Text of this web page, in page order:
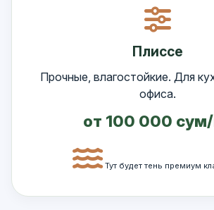
Плиссе
Прочные, влагостойкие. Для
офиса.
от 100 000
Тут будет тень премиум